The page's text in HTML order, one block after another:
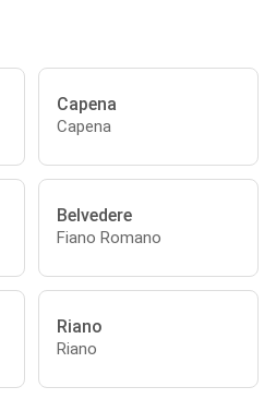
Capena
Capena
Belvedere
Fiano Romano
Riano
Riano